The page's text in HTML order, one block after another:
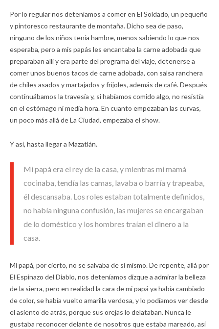
Por lo regular nos deteníamos a comer en El Soldado, un pequeño
y pintoresco restaurante de montaña. Dicho sea de paso,
ninguno de los niños tenía hambre, menos sabiendo lo que nos
esperaba, pero a mis papás les encantaba la carne adobada que
preparaban allí y era parte del programa del viaje, detenerse a
comer unos buenos tacos de carne adobada, con salsa ranchera
de chiles asados y martajados y frijoles, además de café. Después
continuábamos la travesía y, si habíamos comido algo, no resistía
en el estómago ni media hora. En cuanto empezaban las curvas,
un poco más allá de La Ciudad, empezaba el show.
Y así, hasta llegar a Mazatlán.
Mi papá era el rey de la casa, y mientras mi mamá
cocinaba, tendía las camas, lavaba o barría y trapeaba,
él descansaba. Los roles estaban totalmente definidos,
no había ninguna confusión, las mujeres se encargaban
de lo doméstico y los hombres traían el dinero a la
casa.
Mi papá, por cierto, no se salvaba de sí mismo. De repente, allá por
El Espinazo del Diablo, nos deteníamos dizque a admirar la belleza
de la sierra, pero en realidad la cara de mi papá ya había cambiado
de color, se había vuelto amarilla verdosa, y lo podíamos ver desde
el asiento de atrás, porque sus orejas lo delataban. Nunca le
gustaba reconocer delante de nosotros que estaba mareado, así